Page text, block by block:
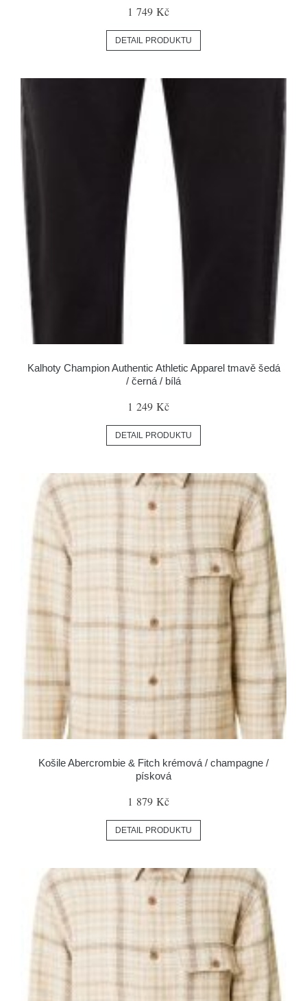
1 749 Kč
DETAIL PRODUKTU
Kalhoty Champion Authentic Athletic Apparel tmavě šedá
/ černá / bílá
1 249 Kč
DETAIL PRODUKTU
Košile Abercrombie & Fitch krémová / champagne /
písková
1 879 Kč
DETAIL PRODUKTU